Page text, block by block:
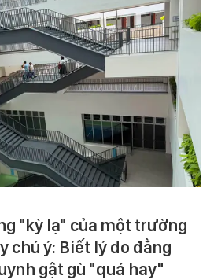
"kỳ lạ" của một trường
chú ý: Biết lý do đằng
gật gù "quá hay"